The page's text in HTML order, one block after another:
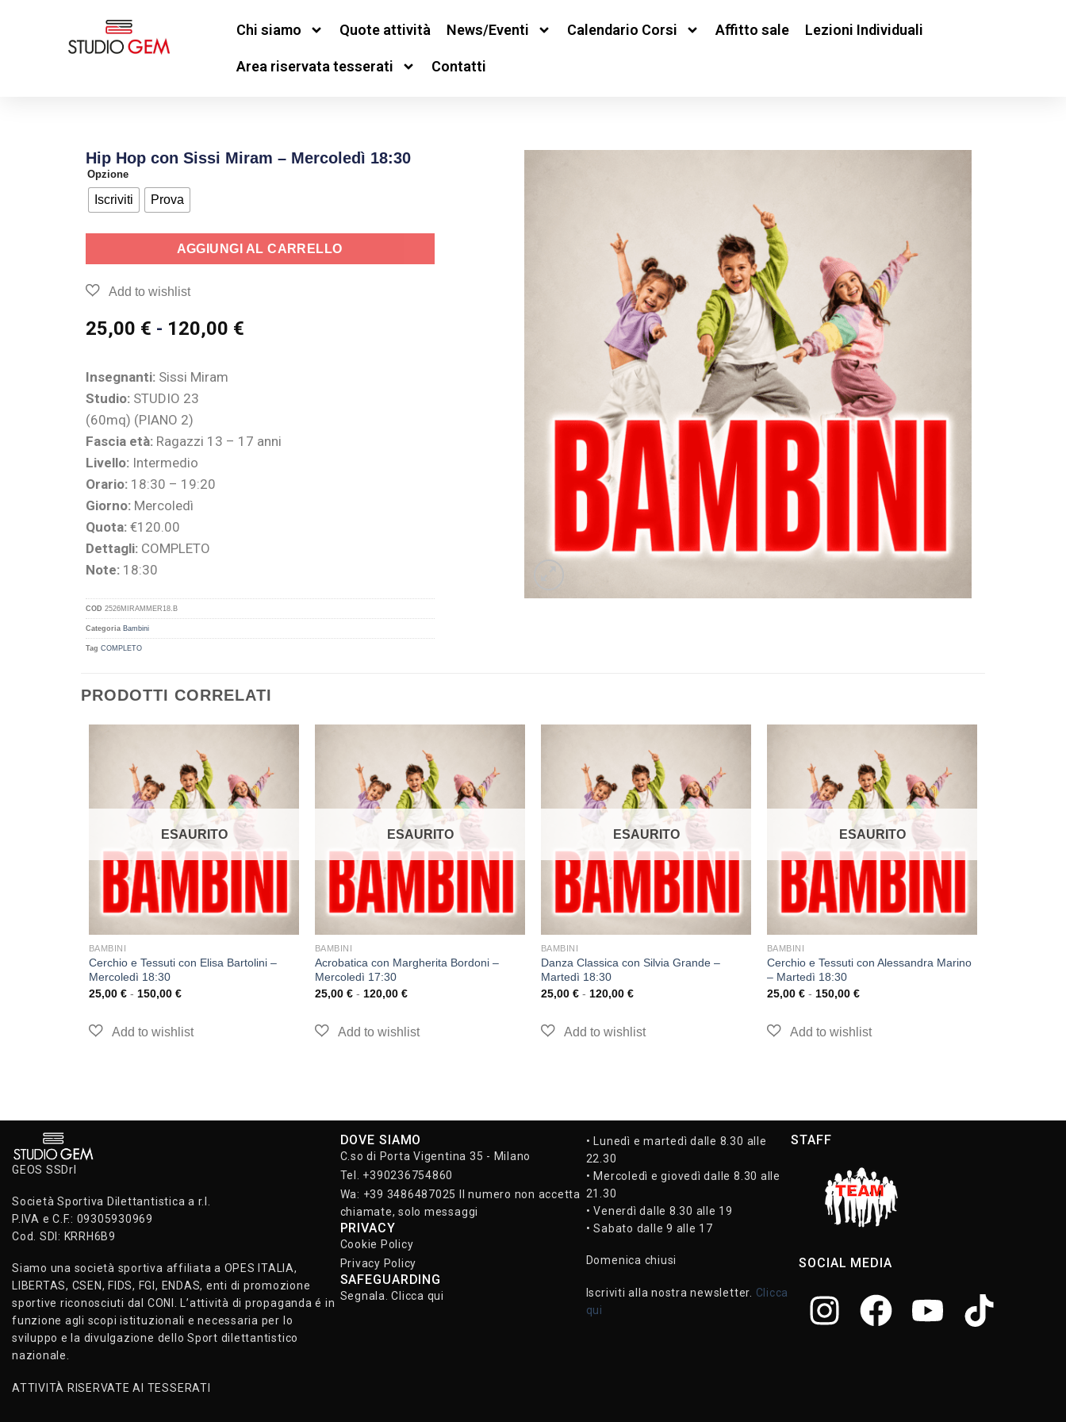
Chi siamo Quote attività News/Eventi Calendario Corsi Affitto sale Lezioni Individuali
Area riservata tesserati Contatti
Hip Hop con Sissi Miram – Mercoledì 18:30
Opzione
Iscriviti Prova
AGGIUNGI AL CARRELLO
25,00 € - 120,00 €
Insegnanti:Sissi Miram
Studio:STUDIO 23
(60mq) (PIANO 2)
Fascia età:Ragazzi 13 – 17 anni
Livello:Intermedio
Orario:18:30 – 19:20
Giorno:Mercoledì
Quota:€120.00
Dettagli:COMPLETO
Note:18:30
COD 2526MIRAMMER18.B
Categoria Bambini
Tag COMPLETO
PRODOTTI CORRELATI
ESAURITO
BAMBINI
Cerchio e Tessuti con Elisa Bartolini –
Mercoledì 18:30
25,00 € - 150,00 €
ESAURITO
BAMBINI
Acrobatica con Margherita Bordoni –
Mercoledì 17:30
25,00 € - 120,00 €
ESAURITO
BAMBINI
Danza Classica con Silvia Grande –
Martedì 18:30
25,00 € - 120,00 €
ESAURITO
BAMBINI
Cerchio e Tessuti con Alessandra Marino
– Martedì 18:30
25,00 € - 150,00 €
GEOS SSDrl
Società Sportiva Dilettantistica a r.l.
P.IVA e C.F.: 09305930969
Cod. SDI: KRRH6B9
Siamo una società sportiva affiliata a OPES ITALIA,
LIBERTAS, CSEN, FIDS, FGI, ENDAS, enti di promozione
sportive riconosciuti dal CONI. L’attività di propaganda é in
funzione agli scopi istituzionali e necessaria per lo
sviluppo e la divulgazione dello Sport dilettantistico
nazionale.
ATTIVITÀ RISERVATE AI TESSERATI
DOVE SIAMO
C.so di Porta Vigentina 35 - Milano
Tel. +390236754860
Wa: +39 3486487025 Il numero non accetta
chiamate, solo messaggi
PRIVACY
Cookie Policy
Privacy Policy
SAFEGUARDING
Segnala. Clicca qui
• Lunedì e martedì dalle 8.30 alle
22.30
• Mercoledì e giovedì dalle 8.30 alle
21.30
• Venerdì dalle 8.30 alle 19
• Sabato dalle 9 alle 17
Domenica chiusi
Iscriviti alla nostra newsletter. Clicca
qui
STAFF
SOCIAL MEDIA